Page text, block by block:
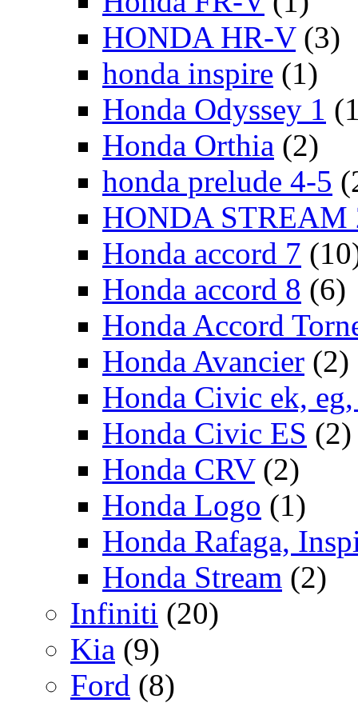
HONDA HR-V (3)
honda inspire (1)
Honda Odyssey 1
Honda Orthia (2)
honda prelude 4-5
HONDA STREAM
Honda accord 7
Honda accord 8 (6)
Honda Accord
Honda Avancier (2)
Honda Civic ek,
Honda Civic ES (2)
Honda CRV (2)
Honda Logo (1)
Honda Rafaga,
Honda Stream (2)
Infiniti (20)
Kia (9)
Ford (8)